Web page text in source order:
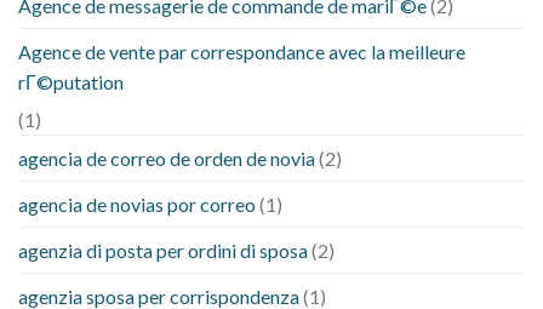
Agence de messagerie de commande de mariГ©e(2)
Agence de vente par correspondance avec la meilleure
rГ©putation
(1)
agencia de correo de orden de novia(2)
agencia de novias por correo (1)
agenzia di posta per ordini di sposa(2)
agenzia sposa per corrispondenza(1)